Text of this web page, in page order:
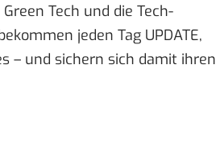
Tech und die Tech-
jeden Tag UPDATE,
– und sichern sich damit ihren